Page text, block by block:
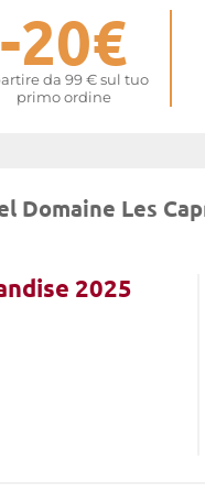
-20€
da 99 € sul tuo
primo ordine
Domaine Les
2025